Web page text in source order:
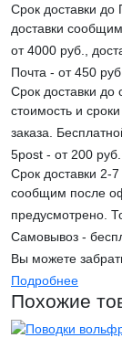
Срок доставки до
доставки
от 4000 руб.,
Почта - от 450 руб.
Срок доставки
стоимость и
заказа.
5post - от 200 руб.
Срок доставки 2-
сообщим после
предусмотрено.
Самовывоз -
Вы можете
Подробнее
Похожие